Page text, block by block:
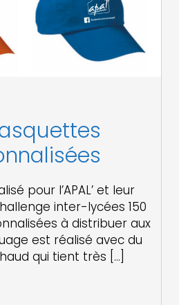
pour l’APAL’ et leur
inter-lycées 150
à distribuer aux
est réalisé avec du
qui tient très […]